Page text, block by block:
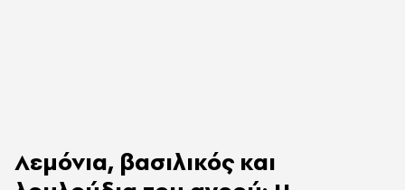
Λεμόνια, βασιλικός και